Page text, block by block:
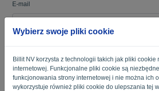
Wybierz swoje pliki cookie
Billit NV korzysta z technologii takich jak pliki cookie
internetowej. Funkcjonalne pliki cookie są
funkcjonowania strony internetowej i nie można ich
wykorzystuje również pliki cookie do ulepszania tej
E-mail
Przypomnij mi